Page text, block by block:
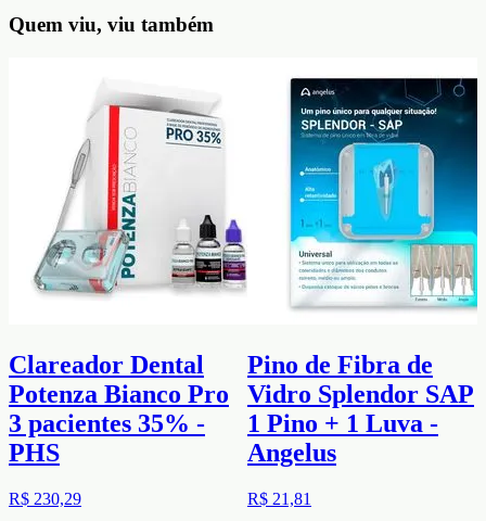
Quem viu, viu também
Clareador Dental
Potenza Bianco Pro
3 pacientes 35% -
PHS
R$ 230,29
Pino de Fibra de
Vidro Splendor SAP
1 Pino + 1 Luva -
Angelus
R$ 21,81